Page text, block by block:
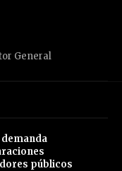
General
públicos